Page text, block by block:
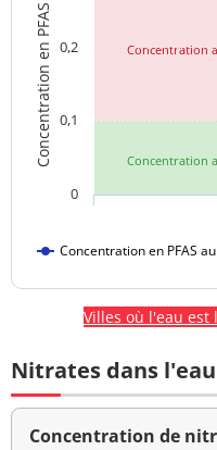
Concentration
Concentration
Concentration en PFAS
Concentration en PFAS
0
0,1
0,2
Villes où l'eau est
Nitrates dans
Concentration de